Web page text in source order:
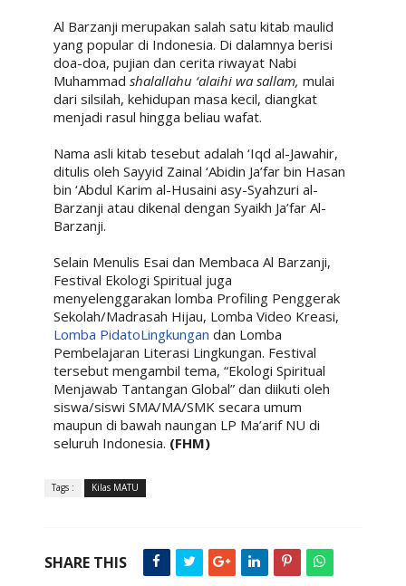
Al Barzanji merupakan salah satu kitab maulid
yang popular di Indonesia. Di dalamnya berisi
doa-doa, pujian dan cerita riwayat Nabi
Muhammad shalallahu ‘alaihi wa sallam, mulai
dari silsilah, kehidupan masa kecil, diangkat
menjadi rasul hingga beliau wafat.
Nama asli kitab tesebut adalah ‘Iqd al-Jawahir,
ditulis oleh Sayyid Zainal ‘Abidin Ja’far bin Hasan
bin ‘Abdul Karim al-Husaini asy-Syahzuri al-
Barzanji atau dikenal dengan Syaikh Ja’far Al-
Barzanji.
Selain Menulis Esai dan Membaca Al Barzanji,
Festival Ekologi Spiritual juga
menyelenggarakan lomba Profiling Penggerak
Sekolah/Madrasah Hijau, Lomba Video Kreasi,
Lomba PidatoLingkungan dan Lomba
Pembelajaran Literasi Lingkungan. Festival
tersebut mengambil tema, “Ekologi Spiritual
Menjawab Tantangan Global” dan diikuti oleh
siswa/siswi SMA/MA/SMK secara umum
maupun di bawah naungan LP Ma’arif NU di
seluruh Indonesia. (FHM)
Tags : Kilas MATU
SHARE THIS